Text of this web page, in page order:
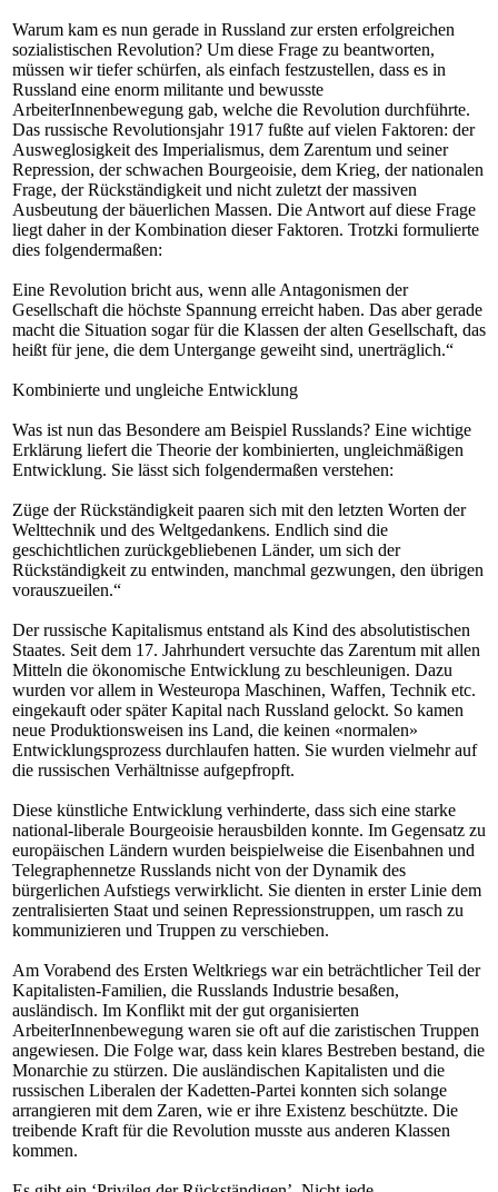
Warum kam es nun gerade in Russland zur ersten erfolgreichen
sozialistischen Revolution? Um diese Frage zu beantworten,
müssen wir tiefer schürfen, als einfach festzustellen, dass es in
Russland eine enorm militante und bewusste
ArbeiterInnenbewegung gab, welche die Revolution durchführte.
Das russische Revolutionsjahr 1917 fußte auf vielen Faktoren: der
Ausweglosigkeit des Imperialismus, dem Zarentum und seiner
Repression, der schwachen Bourgeoisie, dem Krieg, der nationalen
Frage, der Rückständigkeit und nicht zuletzt der massiven
Ausbeutung der bäuerlichen Massen. Die Antwort auf diese Frage
liegt daher in der Kombination dieser Faktoren. Trotzki formulierte
dies folgendermaßen:
Eine Revolution bricht aus, wenn alle Antagonismen der
Gesellschaft die höchste Spannung erreicht haben. Das aber gerade
macht die Situation sogar für die Klassen der alten Gesellschaft, das
heißt für jene, die dem Untergange geweiht sind, unerträglich.“
Kombinierte und ungleiche Entwicklung
Was ist nun das Besondere am Beispiel Russlands? Eine wichtige
Erklärung liefert die Theorie der kombinierten, ungleichmäßigen
Entwicklung. Sie lässt sich folgendermaßen verstehen:
Züge der Rückständigkeit paaren sich mit den letzten Worten der
Welttechnik und des Weltgedankens. Endlich sind die
geschichtlichen zurückgebliebenen Länder, um sich der
Rückständigkeit zu entwinden, manchmal gezwungen, den übrigen
vorauszueilen.“
Der russische Kapitalismus entstand als Kind des absolutistischen
Staates. Seit dem 17. Jahrhundert versuchte das Zarentum mit allen
Mitteln die ökonomische Entwicklung zu beschleunigen. Dazu
wurden vor allem in Westeuropa Maschinen, Waffen, Technik etc.
eingekauft oder später Kapital nach Russland gelockt. So kamen
neue Produktionsweisen ins Land, die keinen «normalen»
Entwicklungsprozess durchlaufen hatten. Sie wurden vielmehr auf
die russischen Verhältnisse aufgepfropft.
Diese künstliche Entwicklung verhinderte, dass sich eine starke
national-liberale Bourgeoisie herausbilden konnte. Im Gegensatz zu
europäischen Ländern wurden beispielweise die Eisenbahnen und
Telegraphennetze Russlands nicht von der Dynamik des
bürgerlichen Aufstiegs verwirklicht. Sie dienten in erster Linie dem
zentralisierten Staat und seinen Repressionstruppen, um rasch zu
kommunizieren und Truppen zu verschieben.
Am Vorabend des Ersten Weltkriegs war ein beträchtlicher Teil der
Kapitalisten-Familien, die Russlands Industrie besaßen,
ausländisch. Im Konflikt mit der gut organisierten
ArbeiterInnenbewegung waren sie oft auf die zaristischen Truppen
angewiesen. Die Folge war, dass kein klares Bestreben bestand, die
Monarchie zu stürzen. Die ausländischen Kapitalisten und die
russischen Liberalen der Kadetten-Partei konnten sich solange
arrangieren mit dem Zaren, wie er ihre Existenz beschützte. Die
treibende Kraft für die Revolution musste aus anderen Klassen
kommen.